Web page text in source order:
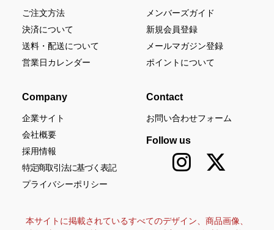
ご注文方法
決済について
送料・配送について
営業日カレンダー
メンバーズガイド
新規会員登録
メールマガジン登録
ポイントについて
Company
企業サイト
会社概要
採用情報
特定商取引法に基づく表記
プライバシーポリシー
Contact
お問い合わせフォーム
Follow us
本サイトに掲載されているすべてのデザイン、商品画像、